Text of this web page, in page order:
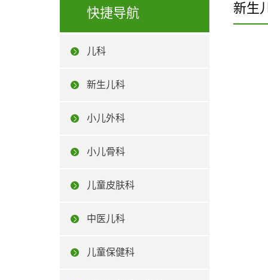
快捷导航
儿科
新生儿科
小儿外科
小儿骨科
儿童皮肤科
中医儿科
儿童保健科
新生